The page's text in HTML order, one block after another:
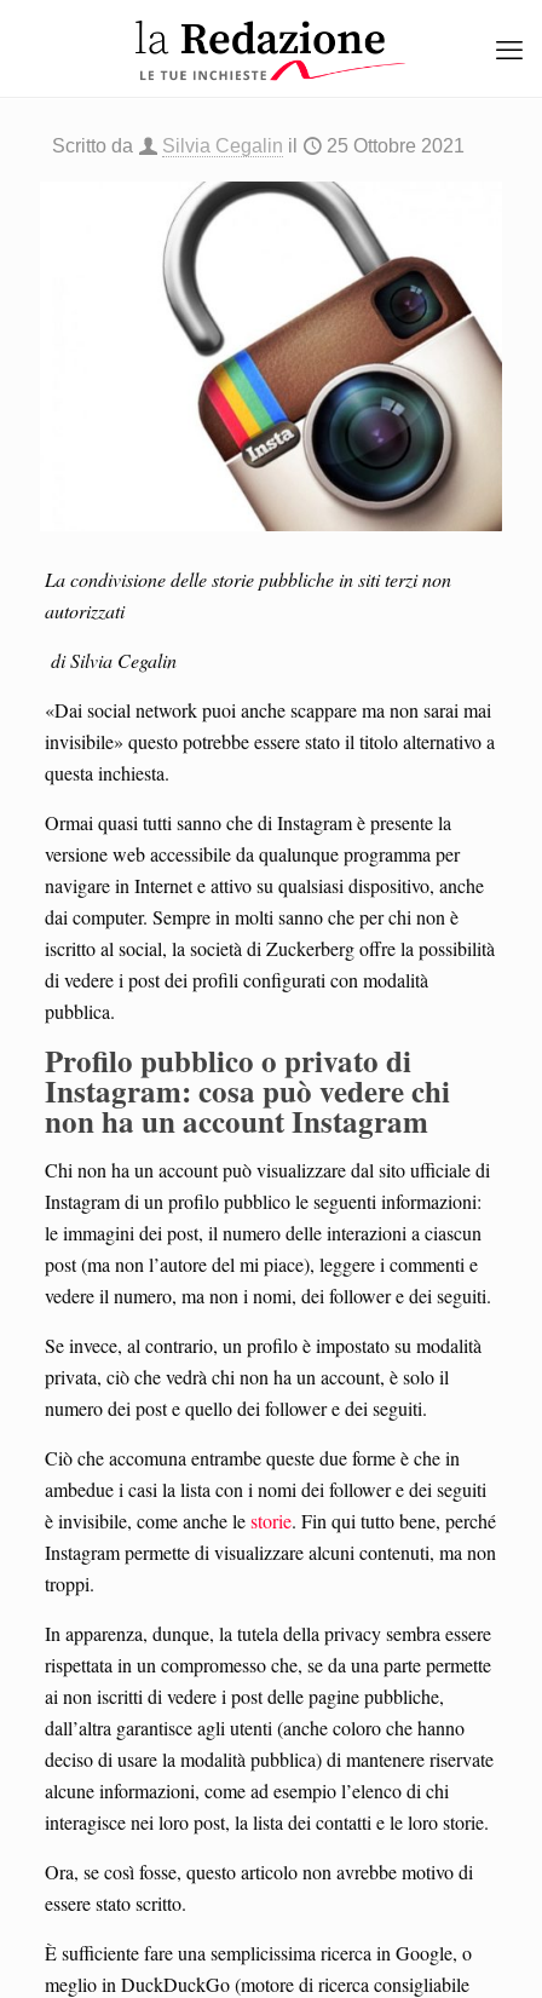
Scritto da Silvia Cegalin il 25 Ottobre 2021
La condivisione delle storie pubbliche in siti terzi non
autorizzati
di Silvia Cegalin
«Dai social network puoi anche scappare ma non sarai mai
invisibile» questo potrebbe essere stato il titolo alternativo a
questa inchiesta.
Ormai quasi tutti sanno che di Instagram è presente la
versione web accessibile da qualunque programma per
navigare in Internet e attivo su qualsiasi dispositivo, anche
dai computer. Sempre in molti sanno che per chi non è
iscritto al social, la società di Zuckerberg offre la possibilità
di vedere i post dei profili configurati con modalità
pubblica.
Profilo pubblico o privato di
Instagram: cosa può vedere chi
non ha un account Instagram
Chi non ha un account può visualizzare dal sito ufficiale di
Instagram di un profilo pubblico le seguenti informazioni:
le immagini dei post, il numero delle interazioni a ciascun
post (ma non l’autore del mi piace), leggere i commenti e
vedere il numero, ma non i nomi, dei follower e dei seguiti.
Se invece, al contrario, un profilo è impostato su modalità
privata, ciò che vedrà chi non ha un account, è solo il
numero dei post e quello dei follower e dei seguiti.
Ciò che accomuna entrambe queste due forme è che in
ambedue i casi la lista con i nomi dei follower e dei seguiti
è invisibile, come anche lestorie. Fin qui tutto bene, perché
Instagram permette di visualizzare alcuni contenuti, ma non
troppi.
In apparenza, dunque, la tutela della privacy sembra essere
rispettata in un compromesso che, se da una parte permette
ai non iscritti di vedere i post delle pagine pubbliche,
dall’altra garantisce agli utenti (anche coloro che hanno
deciso di usare la modalità pubblica) di mantenere riservate
alcune informazioni, come ad esempio l’elenco di chi
interagisce nei loro post, la lista dei contatti e le loro storie.
Ora, se così fosse, questo articolo non avrebbe motivo di
essere stato scritto.
È sufficiente fare una semplicissima ricerca in Google, o
meglio in DuckDuckGo (motore di ricerca consigliabile